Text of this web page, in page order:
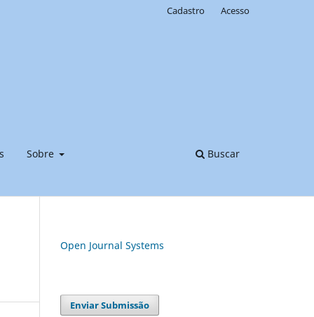
Sobre Buscar
Cadastro Acesso
Open Journal Systems
Enviar Submissão